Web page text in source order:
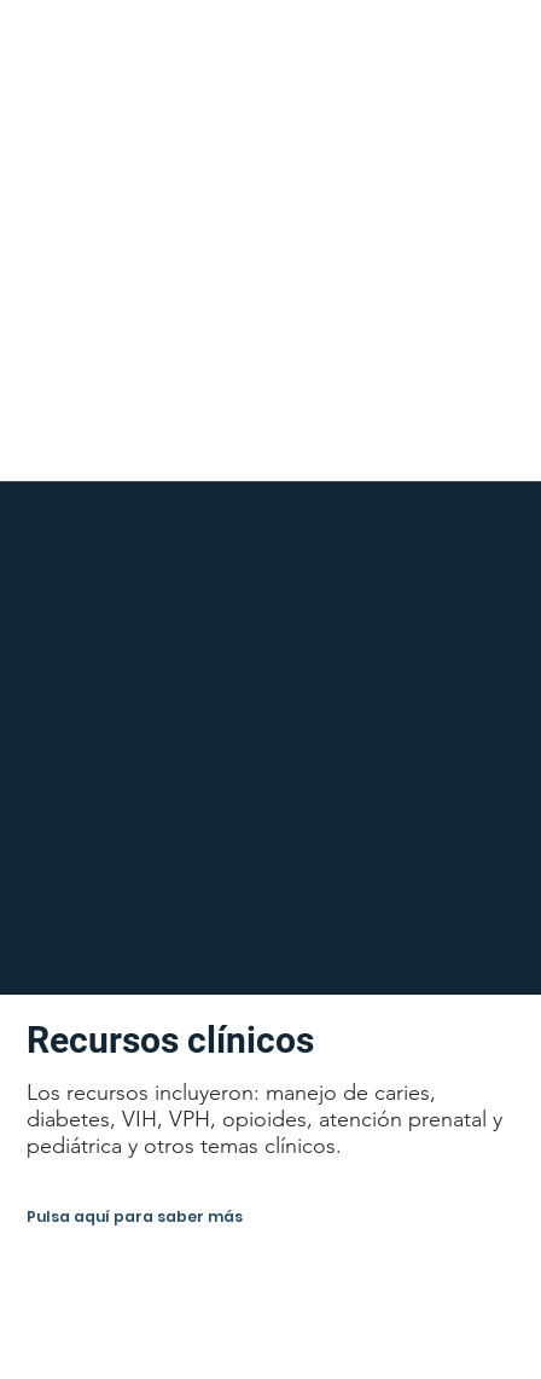
Los recursos incluyeron: manejo de caries,
diabetes, VIH, VPH, opioides, atención prenatal y
pediátrica y otros temas clínicos.
Recursos clínicos
Pulsa aquí para saber más